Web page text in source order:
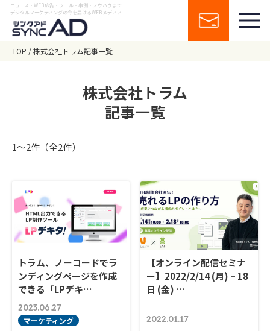
ニュース・WEB広告・ツール・事例・ノウハウまで
デジタルマーケティングの今を届けるWEBメディア
TOP 株式会社トラム記事一覧
株式会社トラム
記事一覧
1〜2件（全2件）
トラム、ノーコードでラ
ンディングページを作成
できる「LPデキ…
2023.06.27
マーケティング
【オンライン配信セミナ
ー】2022/2/14 (月) – 18
日 (金) …
2022.01.17